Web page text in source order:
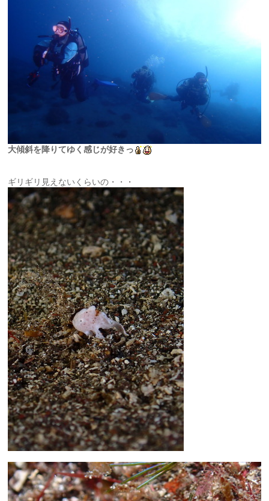
大傾斜を降りてゆく感じが好きっ
ギリギリ見えないくらいの・・・